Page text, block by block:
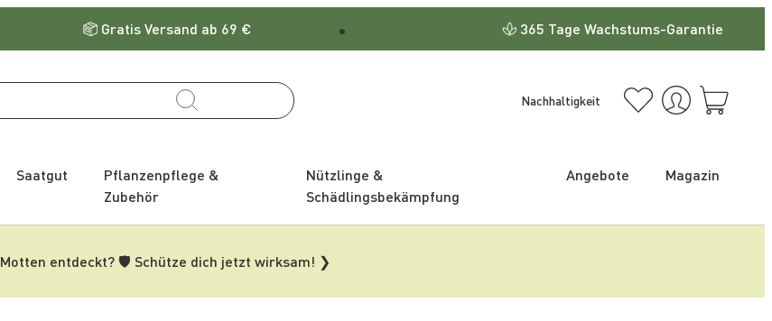
Gratis Versand ab 69 € 365 Tage Wachstums-Garantie
Nachhaltigkeit
Saatgut
Pflanzenpflege &
Zubehör
Nützlinge &
Schädlingsbekämpfung
Angebote Magazin
Motten entdeckt? 🛡️ Schütze dich jetzt wirksam! ❯